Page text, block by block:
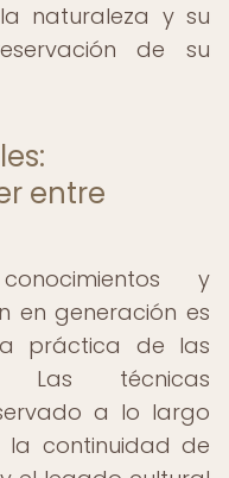
naturaleza y su
de su
entre
y
en generación es
práctica de las
Las técnicas
a lo largo
la continuidad de